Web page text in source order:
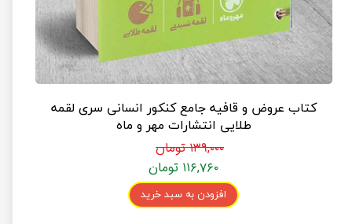
کتاب عروض و قافیه جامع کنکور انسانی سری لقمه
طلایی انتشارات مهر و ماه
۱۳۹,۰۰۰ تومان
۱۱۶,۷۶۰ تومان
افزودن به سبد خرید